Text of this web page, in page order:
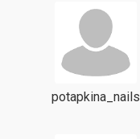
potapkina_nails